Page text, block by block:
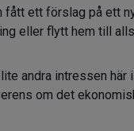
ett förslag på ett
eller flytt hem till
andra intressen här
om det